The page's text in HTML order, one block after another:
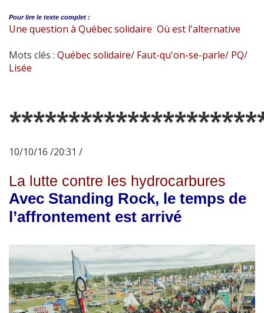
Pour lire le texte complet :
Une question à Québec solidaire Où est l'alternative
Mots clés : Québec solidaire/ Faut-qu'on-se-parle/ PQ/
Lisée
10/10/16 /20:31 /
La lutte contre les hydrocarbures
Avec Standing Rock, le temps de
l’affrontement est arrivé